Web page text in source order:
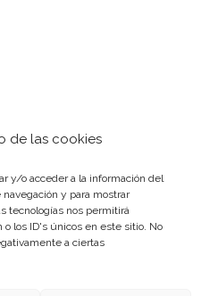
de las cookies
y/o acceder a la información del
y para mostrar
tecnologías nos permitirá
o los ID's únicos en este sitio. No
a ciertas